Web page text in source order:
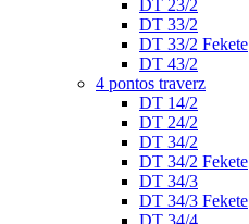
DT 23/2
DT 33/2
DT 33/2 Fekete
DT 43/2
4 pontos traverz
DT 14/2
DT 24/2
DT 34/2
DT 34/2 Fekete
DT 34/3
DT 34/3 Fekete
DT 34/4